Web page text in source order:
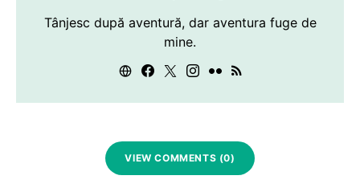
Tânjesc după aventură, dar aventura fuge de
mine.
VIEW COMMENTS (0)